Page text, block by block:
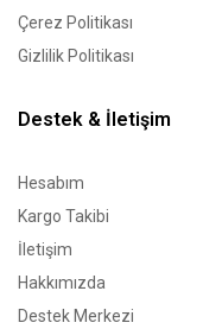
Çerez Politikası
Gizlilik Politikası
Destek & İletişim
Hesabım
Kargo Takibi
İletişim
Hakkımızda
Destek Merkezi